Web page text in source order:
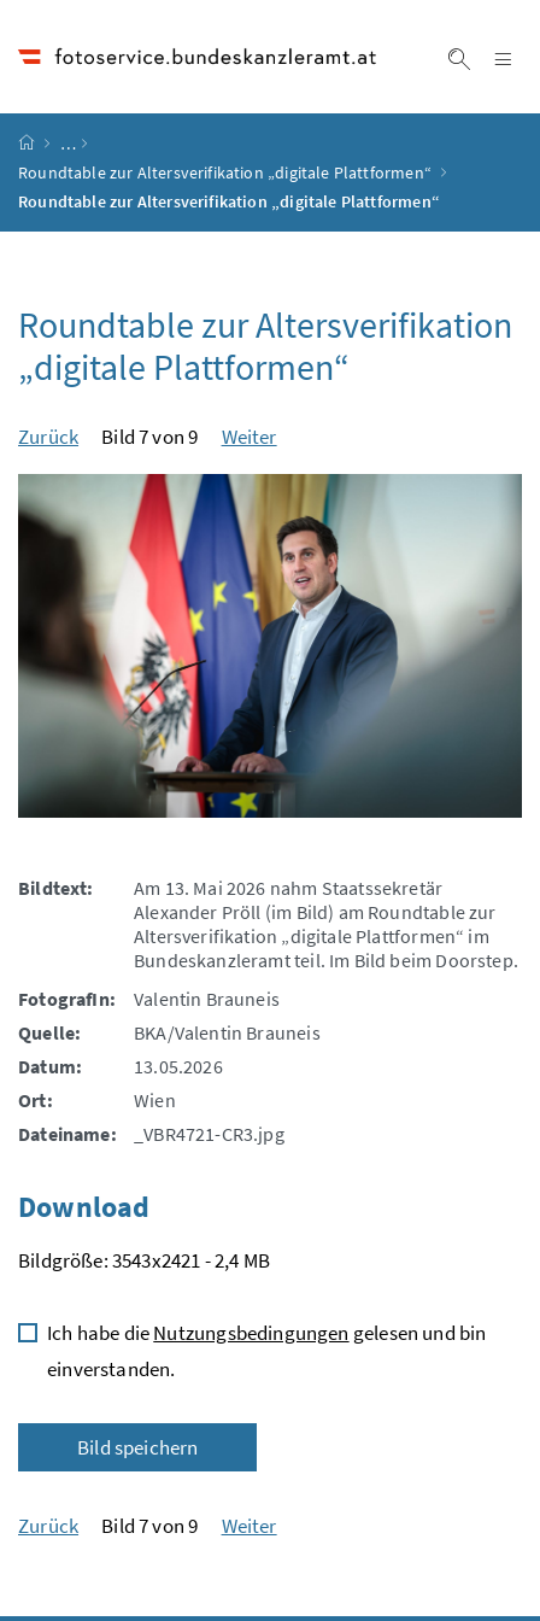
Startseite
…
Roundtable zur Altersverifikation „digitale Plattformen“
Roundtable zur Altersverifikation „digitale Plattformen“
Roundtable zur Altersverifikation
„digitale Plattformen“
Zurück Bild 7 von 9 Weiter
Bildtext:
Am 13. Mai 2026 nahm Staatssekretär
Alexander Pröll (im Bild) am Roundtable zur
Altersverifikation „digitale Plattformen“ im
Bundeskanzleramt teil. Im Bild beim Doorstep.
FotografIn:
Valentin Brauneis
Quelle:
BKA/Valentin Brauneis
Datum:
13.05.2026
Ort:
Wien
Dateiname:
_VBR4721-CR3.jpg
Download
Bildgröße: 3543x2421 - 2,4 MB
Ich habe dieNutzungsbedingungen gelesen und bin
einverstanden.
Bild speichern
Zurück Bild 7 von 9 Weiter